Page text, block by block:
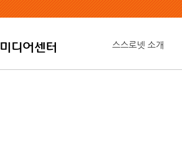
스스로넷 소개